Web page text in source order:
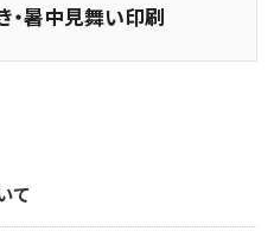
・暑中見舞い印刷
て